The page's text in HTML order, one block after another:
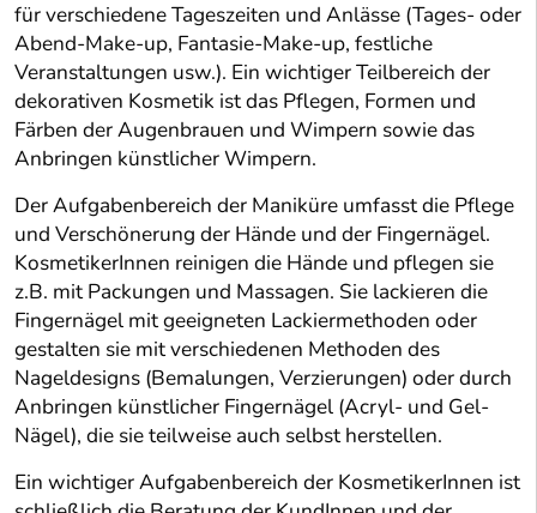
für verschiedene Tageszeiten und Anlässe (Tages- oder
Abend-Make-up, Fantasie-Make-up, festliche
Veranstaltungen usw.). Ein wichtiger Teilbereich der
dekorativen Kosmetik ist das Pflegen, Formen und
Färben der Augenbrauen und Wimpern sowie das
Anbringen künstlicher Wimpern.
Der Aufgabenbereich der Maniküre umfasst die Pflege
und Verschönerung der Hände und der Fingernägel.
KosmetikerInnen reinigen die Hände und pflegen sie
z.B. mit Packungen und Massagen. Sie lackieren die
Fingernägel mit geeigneten Lackiermethoden oder
gestalten sie mit verschiedenen Methoden des
Nageldesigns (Bemalungen, Verzierungen) oder durch
Anbringen künstlicher Fingernägel (Acryl- und Gel-
Nägel), die sie teilweise auch selbst herstellen.
Ein wichtiger Aufgabenbereich der KosmetikerInnen ist